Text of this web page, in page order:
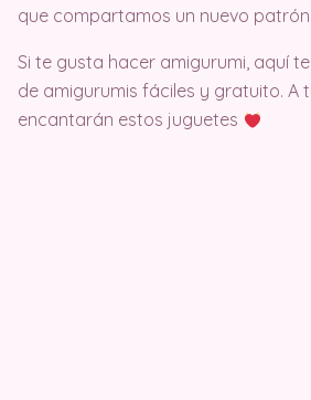
que compartamos un nuevo patrón.
Si te gusta hacer amigurumi, aquí
de amigurumis fáciles y gratuito. A
encantarán estos juguetes